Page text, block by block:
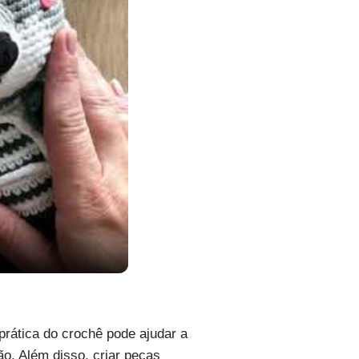
do crochê pode ajudar a
Além disso, criar peças